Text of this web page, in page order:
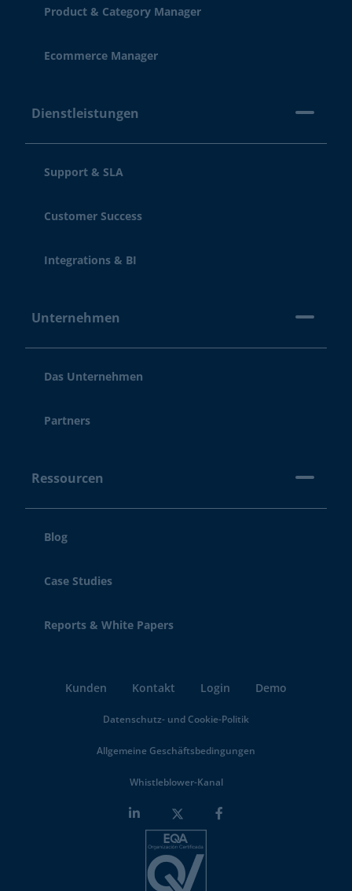
Product & Category Manager
Ecommerce Manager
Dienstleistungen
Support & SLA
Customer Success
Integrations & BI
Unternehmen
Das Unternehmen
Partners
Ressourcen
Blog
Case Studies
Reports & White Papers
Kunden Kontakt Login Demo
Datenschutz- und Cookie-Politik
Allgemeine Geschäftsbedingungen
Whistleblower-Kanal